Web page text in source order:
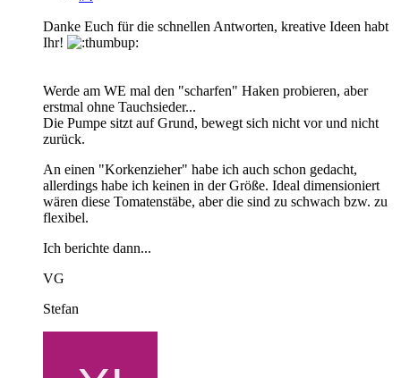
Danke Euch für die schnellen Antworten, kreative Ideen habt
Ihr!
Werde am WE mal den "scharfen" Haken probieren, aber
erstmal ohne Tauchsieder...
Die Pumpe sitzt auf Grund, bewegt sich nicht vor und nicht
zurück.
An einen "Korkenzieher" habe ich auch schon gedacht,
allerdings habe ich keinen in der Größe. Ideal dimensioniert
wären diese Tomatenstäbe, aber die sind zu schwach bzw. zu
flexibel.
Ich berichte dann...
VG
Stefan